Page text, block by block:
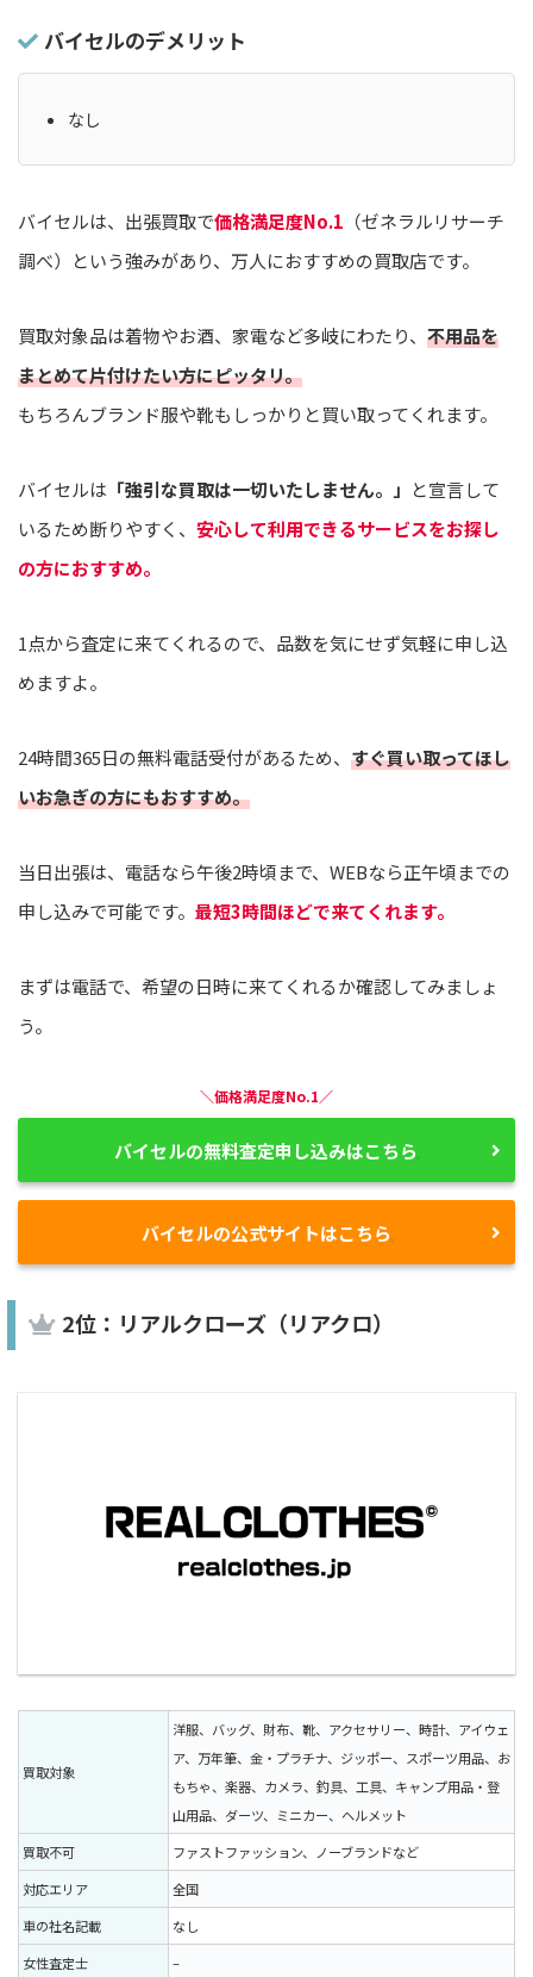
バイセルのデメリット
なし
バイセルは、出張買取で価格満足度No.1 （ゼネラルリサーチ
調べ）という強みがあり、万人におすすめの買取店です。
買取対象品は着物やお酒、家電など多岐にわたり、 不用品を
まとめて片付けたい方にピッタリ。
もちろんブランド服や靴もしっかりと買い取ってくれます。
バイセルは 「強引な買取は一切いたしません。」 と宣言して
いるため断りやすく、 安心して利用できるサービスをお探し
の方におすすめ。
1点から査定に来てくれるので、品数を気にせず気軽に申し込
めますよ。
24時間365日の無料電話受付があるため、 すぐ買い取ってほし
いお急ぎの方にもおすすめ。
当日出張は、電話なら午後2時頃まで、WEBなら正午頃までの
申し込みで可能です。 最短3時間ほどで来てくれます。
まずは電話で、希望の日時に来てくれるか確認してみましょ
う。
＼価格満足度No.1／
バイセルの無料査定申し込みはこちら
バイセルの公式サイトはこちら
2位：リアルクローズ（リアクロ）
買取対象
洋服、バッグ、財布、靴、アクセサリー、時計、アイウェ
ア、万年筆、金・プラチナ、ジッポー、スポーツ用品、お
もちゃ、楽器、カメラ、釣具、工具、キャンプ用品・登
山用品、ダーツ、ミニカー、ヘルメット
買取不可
ファストファッション、ノーブランドなど
対応エリア
全国
車の社名記載
なし
女性査定士
–